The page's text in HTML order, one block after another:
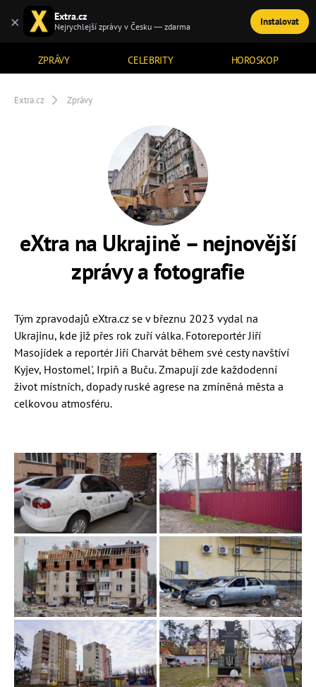
ZPRÁVY CELEBRITY HOROSKOP
TÉMATA
Extra.cz Zprávy
eXtra na Ukrajině – nejnovější
zprávy a fotografie
Tým zpravodajů eXtra.cz se v březnu 2023 vydal na
Ukrajinu, kde již přes rok zuří válka. Fotoreportér Jiří
Masojídek a reportér Jiří Charvát během své cesty navštíví
Kyjev, Hostomel', Irpiň a Buču. Zmapují zde každodenní
život místních, dopady ruské agrese na zmíněná města a
celkovou atmosféru.
× Extra.cz
Nejrychlejší zprávy v Česku — zdarma Instalovat